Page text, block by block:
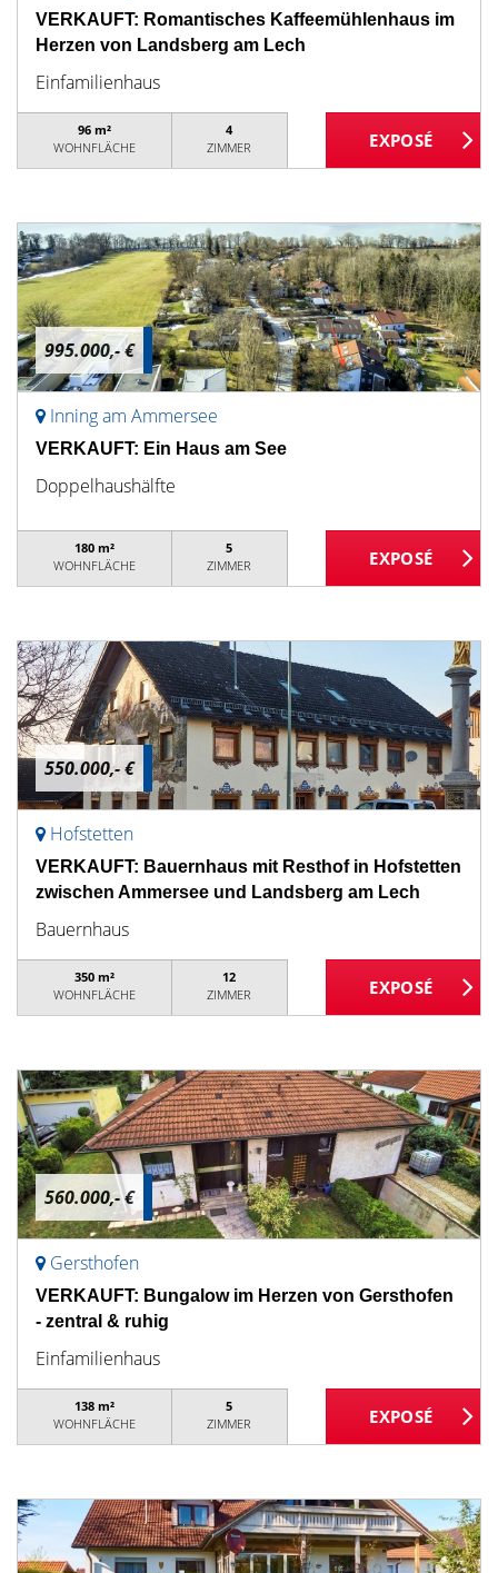
VERKAUFT: Romantisches Kaffeemühlenhaus im
Herzen von Landsberg am Lech
Einfamilienhaus
96 m²
WOHNFLÄCHE
4
ZIMMER
995.000,- €
Inning am Ammersee
VERKAUFT: Ein Haus am See
Doppelhaushälfte
180 m²
WOHNFLÄCHE
5
ZIMMER
550.000,- €
Hofstetten
VERKAUFT: Bauernhaus mit Resthof in Hofstetten
zwischen Ammersee und Landsberg am Lech
Bauernhaus
350 m²
WOHNFLÄCHE
12
ZIMMER
560.000,- €
Gersthofen
VERKAUFT: Bungalow im Herzen von Gersthofen
- zentral & ruhig
Einfamilienhaus
138 m²
WOHNFLÄCHE
5
ZIMMER